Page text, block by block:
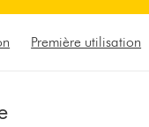
Première utilisation